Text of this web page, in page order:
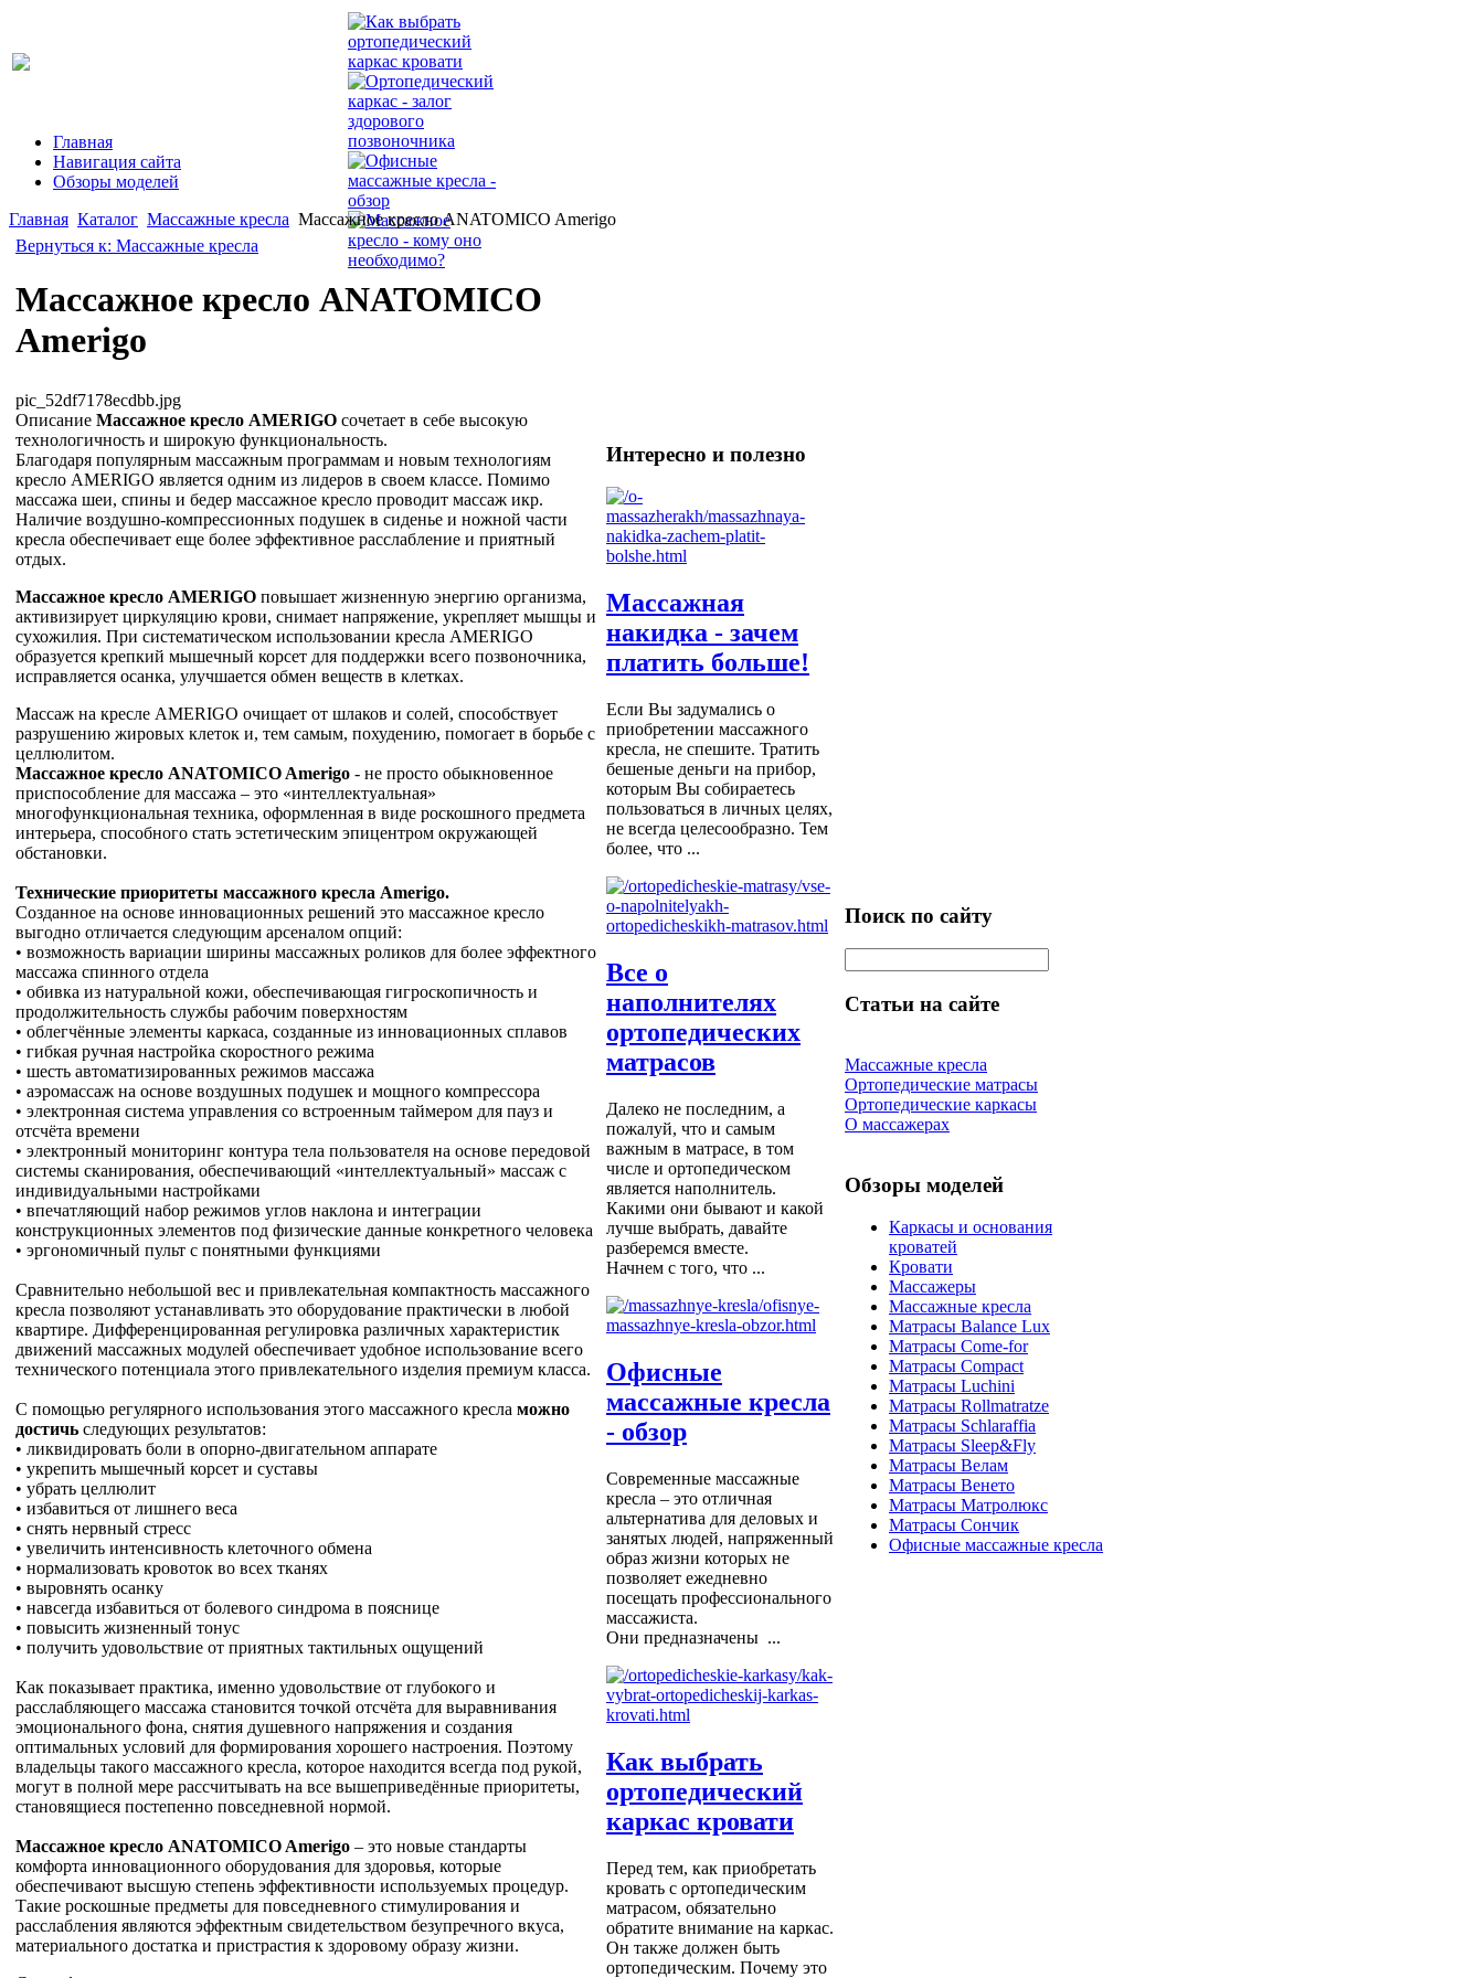
Главная
Навигация сайта
Обзоры моделей
Главная Каталог Массажные кресла Массажное кресло ANATOMICO Amerigo
Вернуться к: Массажные кресла
Массажное кресло ANATOMICO
Amerigo
pic_52df7178ecdbb.jpg
Описание Массажное кресло AMERIGO сочетает в себе высокую
технологичность и широкую функциональность.
Благодаря популярным массажным программам и новым технологиям
кресло AMERIGO является одним из лидеров в своем классе. Помимо
массажа шеи, спины и бедер массажное кресло проводит массаж икр.
Наличие воздушно-компрессионных подушек в сиденье и ножной части
кресла обеспечивает еще более эффективное расслабление и приятный
отдых.
Массажное кресло AMERIGO повышает жизненную энергию организма,
активизирует циркуляцию крови, снимает напряжение, укрепляет мышцы и
сухожилия. При систематическом использовании кресла AMERIGO
образуется крепкий мышечный корсет для поддержки всего позвоночника,
исправляется осанка, улучшается обмен веществ в клетках.
Массаж на кресле AMERIGO очищает от шлаков и солей, способствует
разрушению жировых клеток и, тем самым, похудению, помогает в борьбе с
целлюлитом.
Массажное кресло ANATOMICO Amerigo - не просто обыкновенное
приспособление для массажа – это «интеллектуальная»
многофункциональная техника, оформленная в виде роскошного предмета
интерьера, способного стать эстетическим эпицентром окружающей
обстановки.
Технические приоритеты массажного кресла Amerigo.
Созданное на основе инновационных решений это массажное кресло
выгодно отличается следующим арсеналом опций:
• возможность вариации ширины массажных роликов для более эффектного
массажа спинного отдела
• обивка из натуральной кожи, обеспечивающая гигроскопичность и
продолжительность службы рабочим поверхностям
• облегчённые элементы каркаса, созданные из инновационных сплавов
• гибкая ручная настройка скоростного режима
• шесть автоматизированных режимов массажа
• аэромассаж на основе воздушных подушек и мощного компрессора
• электронная система управления со встроенным таймером для пауз и
отсчёта времени
• электронный мониторинг контура тела пользователя на основе передовой
системы сканирования, обеспечивающий «интеллектуальный» массаж с
индивидуальными настройками
• впечатляющий набор режимов углов наклона и интеграции
конструкционных элементов под физические данные конкретного человека
• эргономичный пульт с понятными функциями
Сравнительно небольшой вес и привлекательная компактность массажного
кресла позволяют устанавливать это оборудование практически в любой
квартире. Дифференцированная регулировка различных характеристик
движений массажных модулей обеспечивает удобное использование всего
технического потенциала этого привлекательного изделия премиум класса.
С помощью регулярного использования этого массажного кресла можно
достичь следующих результатов:
• ликвидировать боли в опорно-двигательном аппарате
• укрепить мышечный корсет и суставы
• убрать целлюлит
• избавиться от лишнего веса
• снять нервный стресс
• увеличить интенсивность клеточного обмена
• нормализовать кровоток во всех тканях
• выровнять осанку
• навсегда избавиться от болевого синдрома в пояснице
• повысить жизненный тонус
• получить удовольствие от приятных тактильных ощущений
Как показывает практика, именно удовольствие от глубокого и
расслабляющего массажа становится точкой отсчёта для выравнивания
эмоционального фона, снятия душевного напряжения и создания
оптимальных условий для формирования хорошего настроения. Поэтому
владельцы такого массажного кресла, которое находится всегда под рукой,
могут в полной мере рассчитывать на все вышеприведённые приоритеты,
становящиеся постепенно повседневной нормой.
Массажное кресло ANATOMICO Amerigo – это новые стандарты
комфорта инновационного оборудования для здоровья, которые
обеспечивают высшую степень эффективности используемых процедур.
Такие роскошные предметы для повседневного стимулирования и
расслабления являются эффектным свидетельством безупречного вкуса,
материального достатка и пристрастия к здоровому образу жизни.
Интересно и полезно
Массажная
накидка - зачем
платить больше!
Если Вы задумались о
приобретении массажного
кресла, не спешите. Тратить
бешеные деньги на прибор,
которым Вы собираетесь
пользоваться в личных целях,
не всегда целесообразно. Тем
более, что ...
Все о
наполнителях
ортопедических
матрасов
Далеко не последним, а
пожалуй, что и самым
важным в матрасе, в том
числе и ортопедическом
является наполнитель.
Какими они бывают и какой
лучше выбрать, давайте
разберемся вместе.
Начнем с того, что ...
Офисные
массажные кресла
- обзор
Современные массажные
кресла – это отличная
альтернатива для деловых и
занятых людей, напряженный
образ жизни которых не
позволяет ежедневно
посещать профессионального
массажиста.
Они предназначены ...
Как выбрать
ортопедический
каркас кровати
Перед тем, как приобретать
кровать с ортопедическим
матрасом, обязательно
обратите внимание на каркас.
Он также должен быть
ортопедическим. Почему это
Поиск по сайту
Статьи на сайте
Массажные кресла
Ортопедические матрасы
Ортопедические каркасы
О массажерах
Обзоры моделей
Каркасы и основания
кроватей
Кровати
Массажеры
Массажные кресла
Матрасы Balance Lux
Матрасы Come-for
Матрасы Compact
Матрасы Luchini
Матрасы Rollmatratze
Матрасы Schlaraffia
Матрасы Sleep&Fly
Матрасы Велам
Матрасы Венето
Матрасы Матролюкс
Матрасы Сончик
Офисные массажные кресла